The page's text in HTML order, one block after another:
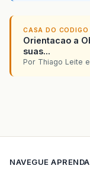
CASA DO CODIGO
Orientacao a
suas...
Por Thiago Leite
NAVEGUE APRENDA